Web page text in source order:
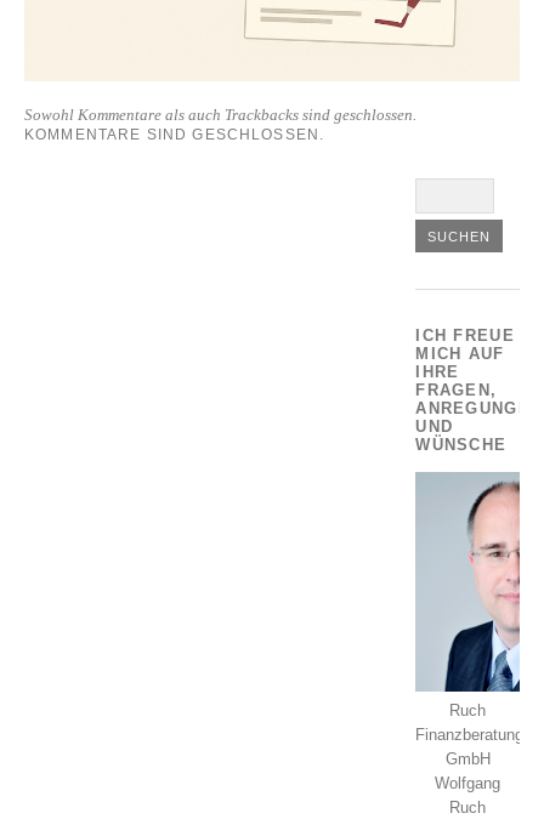
Sowohl Kommentare als auch Trackbacks sind geschlossen.
KOMMENTARE SIND GESCHLOSSEN.
ICH FREUE
MICH AUF
IHRE
FRAGEN,
ANREGUNGEN
UND
WÜNSCHE
Ruch
Finanzberatung
GmbH
Wolfgang
Ruch